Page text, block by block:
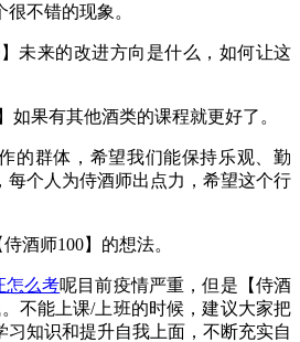
不错的现象。
未来的改进方向是什么，如何让这
果有其他酒类的课程就更好了。
的群体，希望我们能保持乐观、勤
每个人为侍酒师出点力，希望这个行
酒师100】的想法。
怎么考呢目前疫情严重，但是【侍酒
不能上课/上班的时候，建议大家把
习知识和提升自我上面，不断充实自